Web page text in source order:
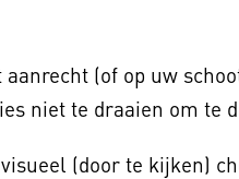
(of op uw
niet te draaien om te
(door te kijken)